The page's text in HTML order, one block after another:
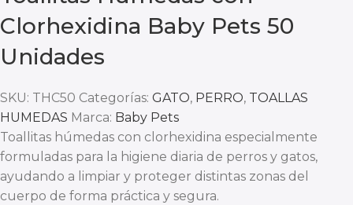
Clorhexidina Baby Pets 50
Unidades
SKU: THC50 Categorías: GATO, PERRO, TOALLAS
HUMEDAS Marca: Baby Pets
Toallitas húmedas con clorhexidina especialmente
formuladas para la higiene diaria de perros y gatos,
ayudando a limpiar y proteger distintas zonas del
cuerpo de forma práctica y segura.